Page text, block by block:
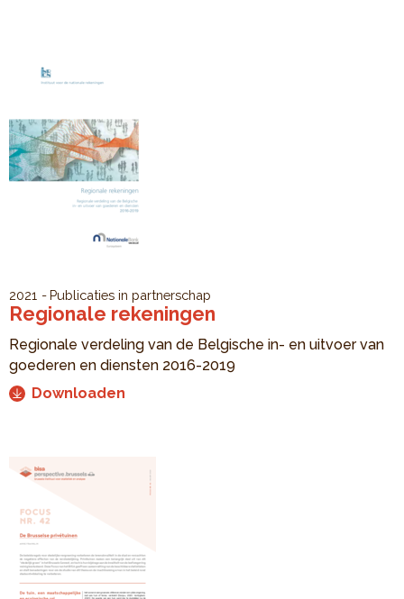
2021 Publicaties in partnerschap
Regionale rekeningen
Regionale verdeling van de Belgische in- en uitvoer van
goederen en diensten 2016-2019
Downloaden